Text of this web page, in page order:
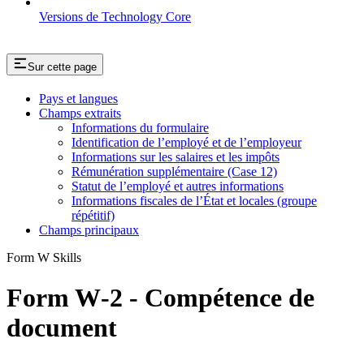
Versions de Technology Core
Sur cette page
Pays et langues
Champs extraits
Informations du formulaire
Identification de l’employé et de l’employeur
Informations sur les salaires et les impôts
Rémunération supplémentaire (Case 12)
Statut de l’employé et autres informations
Informations fiscales de l’État et locales (groupe
répétitif)
Champs principaux
Form W Skills
Form W‑2 - Compétence de
document